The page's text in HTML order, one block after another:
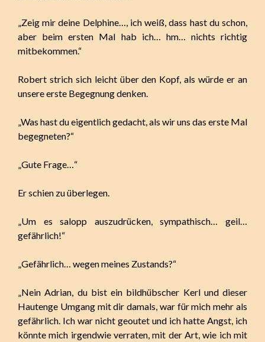
„Zeig mir deine Delphine…, ich weiß, dass hast du schon,
aber beim ersten Mal hab ich… hm… nichts richtig
mitbekommen.“
Robert strich sich leicht über den Kopf, als würde er an
unsere erste Begegnung denken.
„Was hast du eigentlich gedacht, als wir uns das erste Mal
begegneten?“
„Gute Frage…“
Er schien zu überlegen.
„Um es salopp auszudrücken, sympathisch… geil…
gefährlich!“
„Gefährlich… wegen meines Zustands?“
„Nein Adrian, du bist ein bildhübscher Kerl und dieser
Hautenge Umgang mit dir damals, war für mich mehr als
gefährlich. Ich war nicht geoutet und ich hatte Angst, ich
könnte mich irgendwie verraten, mit der Art, wie ich mit